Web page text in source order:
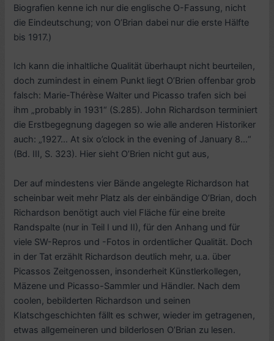
Biografien kenne ich nur die englische O-Fassung, nicht
die Eindeutschung; von O’Brian dabei nur die erste Hälfte
bis 1917.)
Ich kann die inhaltliche Qualität überhaupt nicht beurteilen,
doch zumindest in einem Punkt liegt O’Brien offenbar grob
falsch: Marie-Thérèse Walter und Picasso trafen sich bei
ihm „probably in 1931“ (S.285). John Richardson terminiert
die Erstbegegnung dagegen so wie alle anderen Historiker
auch: „1927…At six o’clock in the evening of January 8…“
(Bd. III, S. 323). Hier sieht O’Brien nicht gut aus,
Der auf mindestens vier Bände angelegte Richardson hat
scheinbar weit mehr Platz als der einbändige O’Brian, doch
Richardson benötigt auch viel Fläche für eine breite
Randspalte (nur in Teil I und II), für den Anhang und für
viele SW-Repros und -Fotos in ordentlicher Qualität. Doch
in der Tat erzählt Richardson deutlich mehr, u.a. über
Picassos Zeitgenossen, insonderheit Künstlerkollegen,
Mäzene und Picasso-Sammler und Händler. Nach dem
coolen, bebilderten Richardson und seinen
Klatschgeschichten fällt es schwer, wieder im getragenen,
etwas allgemeineren und bilderlosen O’Brian zu lesen.